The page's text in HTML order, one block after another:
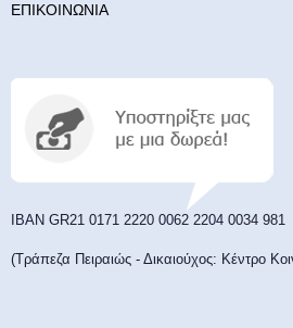
ΕΠΙΚΟΙΝΩΝΙΑ
ΙΒΑΝ GR21 0171 2220 0062 2204 0034 981
(Τράπεζα Πειραιώς - Δικαιούχος: Κέντρο